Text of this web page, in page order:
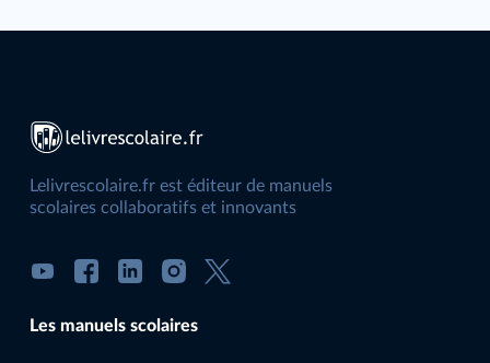
Lelivrescolaire.fr est éditeur de manuels
scolaires collaboratifs et innovants
Les manuels scolaires